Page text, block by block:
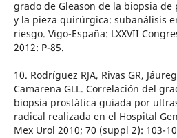
grado de Gleason de la biopsia
y la pieza quirúrgica: subanálisis
riesgo. Vigo-España: LXXVII
2012: P-85.
10. Rodríguez RJA, Rivas GR,
Camarena GLL. Correlación del
biopsia prostática guiada por
radical realizada en el Hospital
Mex Urol 2010; 70 (suppl 2): 103-